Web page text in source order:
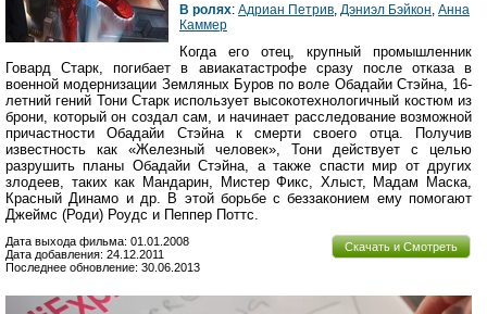
В ролях: Адриан Петрив, Дэниэл Бэйкон, Анна
Каммер
Когда его отец, крупный промышленник
Говард Старк, погибает в авиакатастрофе сразу после отказа в
военной модернизации Земляных Буров по воле Обадайи Стэйна, 16-
летний гений Тони Старк использует высокотехнологичный костюм из
брони, который он создал сам, и начинает расследование возможной
причастности Обадайи Стэйна к смерти своего отца. Получив
известность как «Железный человек», Тони действует с целью
разрушить планы Обадайи Стэйна, а также спасти мир от других
злодеев, таких как Мандарин, Мистер Фикс, Хлыст, Мадам Маска,
Красный Динамо и др. В этой борьбе с беззаконием ему помогают
Джеймс (Роди) Роудс и Пеппер Поттс.
Скачать и Смотреть
Дата выхода фильма: 01.01.2008
Дата добавления: 24.12.2011
Последнее обновление: 30.06.2013